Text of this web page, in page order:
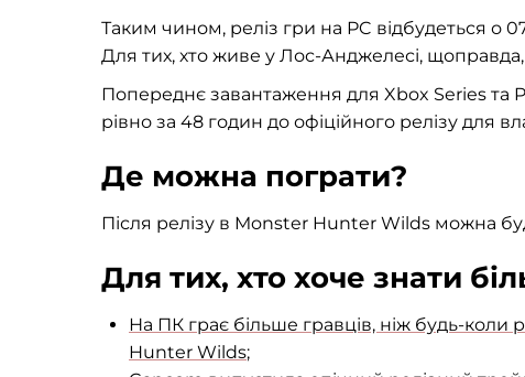
Таким чином, реліз гри на PC відбудеться о
Для тих, хто живе у Лос-Анджелесі,
Попереднє завантаження для Xbox Series та
рівно за 48 годин до офіційного релізу для
Де можна пограти?
Після релізу в Monster Hunter Wilds можна
Для тих, хто хоче знати
На ПК грає більше гравців, ніж будь-коли
Hunter Wilds;